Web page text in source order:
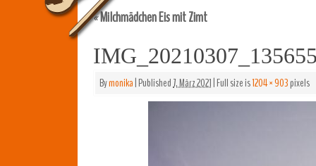
«Milchmädchen Eis mit Zimt
Bymonika|Published7. März 2021|Full size is1204 × 903pixels